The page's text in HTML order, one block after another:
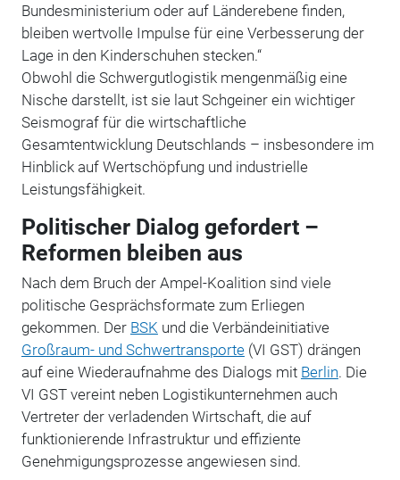
Bundesministerium oder auf Länderebene finden,
bleiben wertvolle Impulse für eine Verbesserung der
Lage in den Kinderschuhen stecken.“
Obwohl die Schwergutlogistik mengenmäßig eine
Nische darstellt, ist sie laut Schgeiner ein wichtiger
Seismograf für die wirtschaftliche
Gesamtentwicklung Deutschlands – insbesondere im
Hinblick auf Wertschöpfung und industrielle
Leistungsfähigkeit.
Politischer Dialog gefordert –
Reformen bleiben aus
Nach dem Bruch der Ampel-Koalition sind viele
politische Gesprächsformate zum Erliegen
gekommen. Der BSK und die Verbändeinitiative
Großraum- und Schwertransporte(VI GST) drängen
auf eine Wiederaufnahme des Dialogs mit Berlin. Die
VI GST vereint neben Logistikunternehmen auch
Vertreter der verladenden Wirtschaft, die auf
funktionierende Infrastruktur und effiziente
Genehmigungsprozesse angewiesen sind.